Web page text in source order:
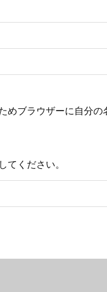
めブラウザーに自分
てください。